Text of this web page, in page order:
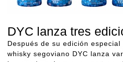
DYC lanza tres
Después de su edición
whisky segoviano DYC lanza